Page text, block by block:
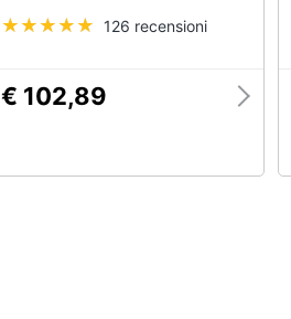
126 recensioni
€ 102,89